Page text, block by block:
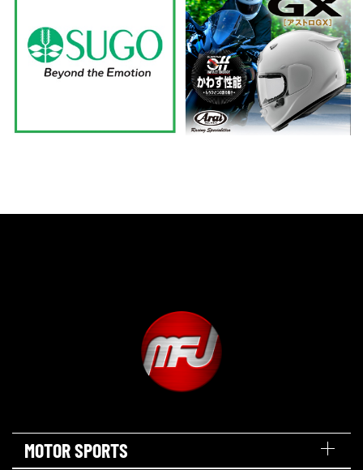
MOTOR SPORTS